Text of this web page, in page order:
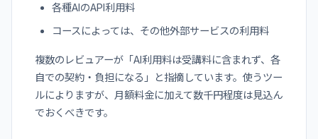
各種AIのAPI利用料
コースによっては、その他外部サービスの利用料
複数のレビュアーが「AI利用料は受講料に含まれず、各
自での契約・負担になる」と指摘しています。使うツー
ルによりますが、月額料金に加えて数千円程度は見込ん
でおくべきです。